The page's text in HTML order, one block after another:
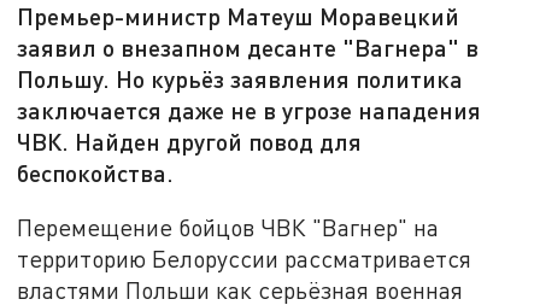
Премьер-министр Матеуш Моравецкий
заявил о внезапном десанте "Вагнера" в
Польшу. Но курьёз заявления политика
заключается даже не в угрозе нападения
ЧВК. Найден другой повод для
беспокойства.
Перемещение бойцов ЧВК "Вагнер" на
территорию Белоруссии рассматривается
властями Польши как серьёзная военная